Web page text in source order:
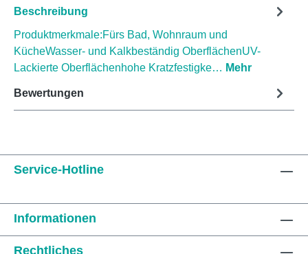
Beschreibung
Produktmerkmale:Fürs Bad, Wohnraum und
KücheWasser- und Kalkbeständig OberflächenUV-
Lackierte Oberflächenhohe Kratzfestigke… Mehr
Bewertungen
Service-Hotline
Informationen
Rechtliches